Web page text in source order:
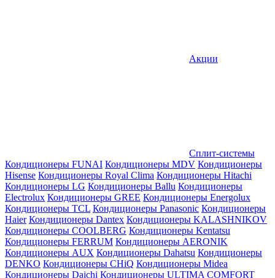
Акции
Сплит-системы
Кондиционеры FUNAI Кондиционеры MDV Кондиционеры
Hisense Кондиционеры Royal Clima Кондиционеры Hitachi
Кондиционеры LG Кондиционеры Ballu Кондиционеры
Electrolux Кондиционеры GREE Кондиционеры Energolux
Кондиционеры TCL Кондиционеры Panasonic Кондиционеры
Haier Кондиционеры Dantex Кондиционеры KALASHNIKOV
Кондиционеры СOOLBERG Кондиционеры Kentatsu
Кондиционеры FERRUM Кондиционеры AERONIK
Кондиционеры AUX Кондиционеры Dahatsu Кондиционеры
DENKO Кондиционеры CHiQ Кондиционеры Midea
Кондиционеры Daichi Кондиционеры ULTIMA COMFORT